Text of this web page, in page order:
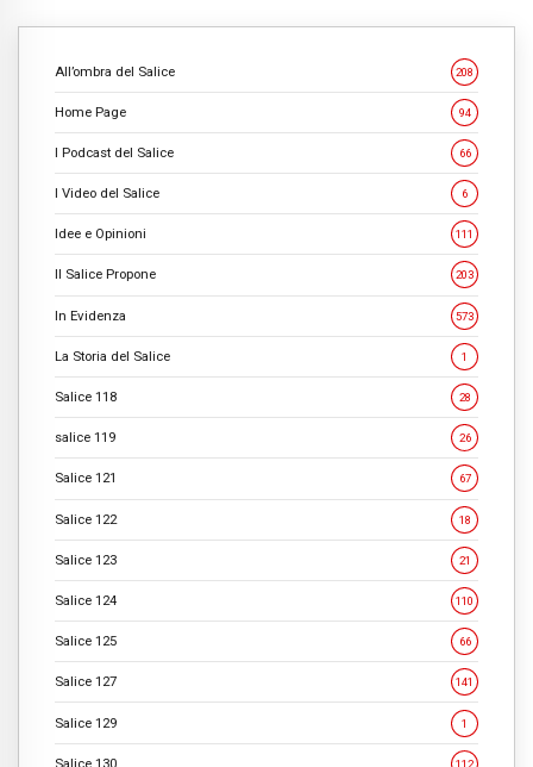
All’ombra del Salice 208
Home Page 94
I Podcast del Salice 66
I Video del Salice 6
Idee e Opinioni 111
Il Salice Propone 203
In Evidenza 573
La Storia del Salice 1
Salice 118 28
salice 119 26
Salice 121 67
Salice 122 18
Salice 123 21
Salice 124 110
Salice 125 66
Salice 127 141
Salice 129 1
Salice 130 112